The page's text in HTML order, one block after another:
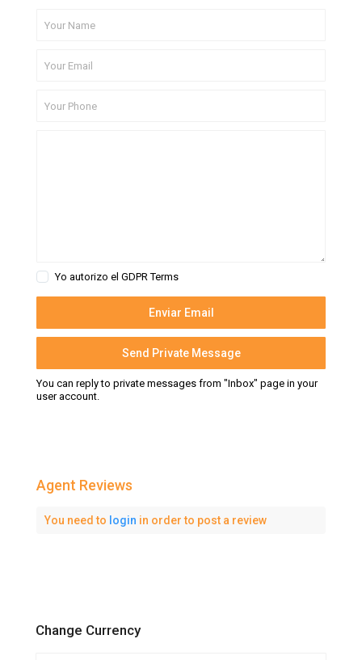
Yo autorizo elGDPR Terms
You can reply to private messages from "Inbox" page in your
user account.
Agent Reviews
You need to login in order to post a review
Change Currency